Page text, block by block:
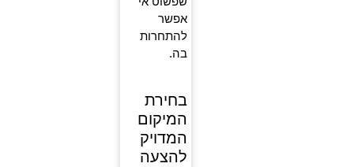
אפשר
להתחרות
בה.
בחירת
המיקום
המדויק
להצעה